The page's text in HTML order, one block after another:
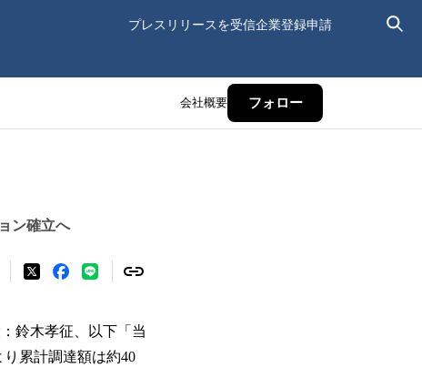
プレスリリースを受信企業登録申請
会社概要 フォロー
ン確立へ
鈴木孝征、以下「当
累計調達額は約40